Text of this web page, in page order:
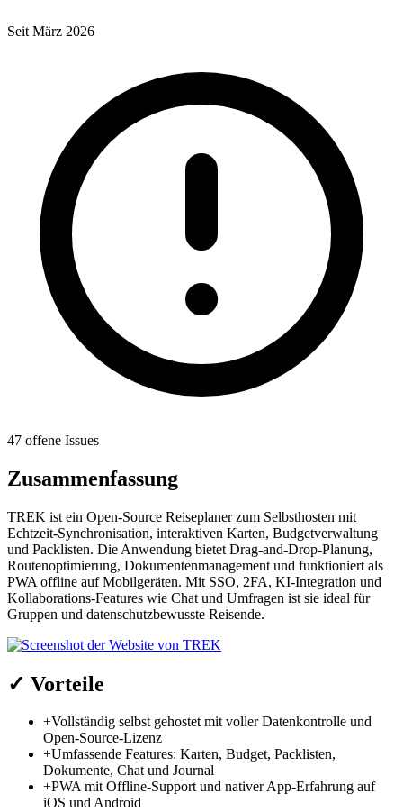
Seit März 2026
47 offene Issues
Zusammenfassung
TREK ist ein Open-Source Reiseplaner zum Selbsthosten mit
Echtzeit-Synchronisation, interaktiven Karten, Budgetverwaltung
und Packlisten. Die Anwendung bietet Drag-and-Drop-Planung,
Routenoptimierung, Dokumentenmanagement und funktioniert als
PWA offline auf Mobilgeräten. Mit SSO, 2FA, KI-Integration und
Kollaborations-Features wie Chat und Umfragen ist sie ideal für
Gruppen und datenschutzbewusste Reisende.
✓ Vorteile
+Vollständig selbst gehostet mit voller Datenkontrolle und
Open-Source-Lizenz
+Umfassende Features: Karten, Budget, Packlisten,
Dokumente, Chat und Journal
+PWA mit Offline-Support und nativer App-Erfahrung auf
iOS und Android